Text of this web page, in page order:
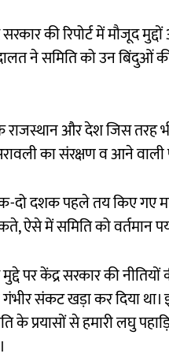
सरकार की रिपोर्ट में मौजूद
ने समिति को उन बिंदुओं
और देश जिस तरह
का संरक्षण व आने वाली
दो दशक पहले तय किए गए
ऐसे में समिति को वर्तमान
पर केंद्र सरकार की
संकट खड़ा कर दिया
के प्रयासों से हमारी लघु